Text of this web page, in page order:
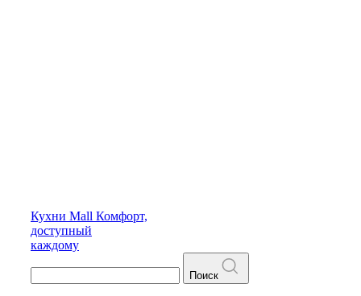
Кухни Mall Комфорт,
доступный
каждому
Поиск